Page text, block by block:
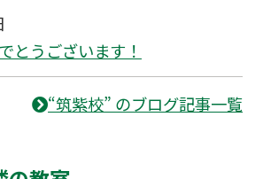
とうございます！
“筑紫校” のブログ記事一覧